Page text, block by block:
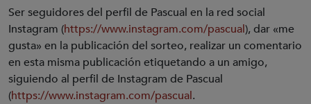
Ser seguidores del perfil de Pascual en la red social
Instagram (https://www.instagram.com/pascual), dar «me
gusta» en la publicación del sorteo, realizar un comentario
en esta misma publicación etiquetando a un amigo,
siguiendo al perfil de Instagram de Pascual
(https://www.instagram.com/pascual.